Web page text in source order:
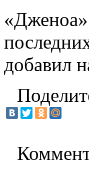
«Дженоа»
добавил